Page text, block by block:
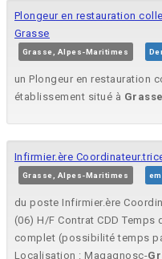
Plongeur en restauration
Grasse
Grasse, Alpes-Maritimes
un Plongeur en restauration
établissement situé à Grasse
Infirmier.ère
Grasse, Alpes-Maritimes
du poste Infirmier.ère
(06) H/F Contrat CDD
complet (possibilité temps
Localisation : Magagnosc-